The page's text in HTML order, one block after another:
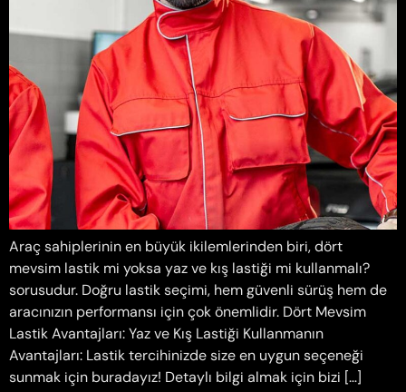
Araç sahiplerinin en büyük ikilemlerinden biri, dört
mevsim lastik mi yoksa yaz ve kış lastiği mi kullanmalı?
sorusudur. Doğru lastik seçimi, hem güvenli sürüş hem de
aracınızın performansı için çok önemlidir. Dört Mevsim
Lastik Avantajları: Yaz ve Kış Lastiği Kullanmanın
Avantajları: Lastik tercihinizde size en uygun seçeneği
sunmak için buradayız! Detaylı bilgi almak için bizi […]